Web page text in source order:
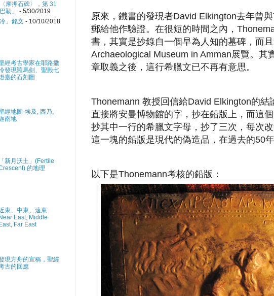
原來，鐵書的發現者David Elkington去年曾
郵給他作驗證。在很短的時間之內，
書，其實是抄錄自一個早為人知的墓碑，而
Archaeological Museum in Amman展覽。其
章取義之後，這行希臘文已不再有意思。
Thonemann 教授回信給David Elkington的結
直接將安曼博物館的字，抄在鉛版上，而這
抄其中一行的希臘文字母，抄了三次，每次
這一塊的鉛版是現代的偽造品，在過去的50
以下是Thonemann考核的鉛版：
摩押石碑〉，第 31
勒」
- 5/30/2019
」銘文 - 10/10/2018
經考古學家在耶路撒
發現羅馬劍、聖殿七
臺的石刻圖
經地圖-埃及, 西乃,
南地
「新月沃土」(Fertile
的地理
東、中東、遠東
Near East, Middle
East, Far East
現方舟的宣稱，聖經
古的回應